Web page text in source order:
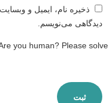
ذخیره نام، ایمیل و
دیدگاهی می‌نویسم.
you human? Please solve: